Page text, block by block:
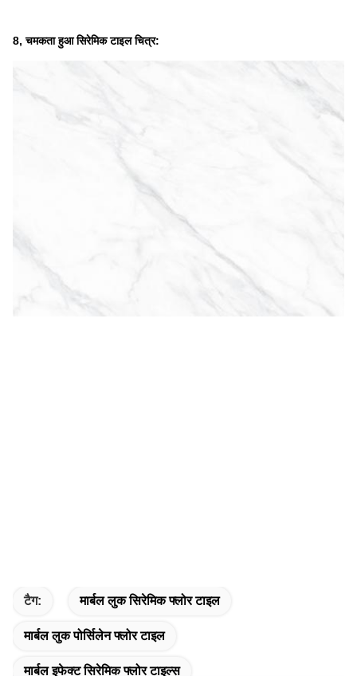
8, चमकता हुआ सिरेमिक टाइल चित्र:
टैग: मार्बल लुक सिरेमिक फ्लोर टाइल
मार्बल लुक पोर्सिलेन फ्लोर टाइल
मार्बल इफेक्ट सिरेमिक फ्लोर टाइल्स